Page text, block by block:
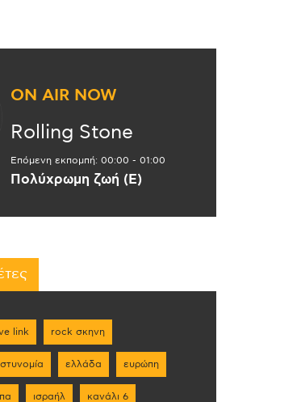
ON AIR NOW
Rolling Stone
Επόμενη εκπομπή: 00:00 - 01:00
Πολύχρωμη ζωή (Ε)
link rock σκηνη
ελλάδα ευρώπη
ισραήλ κανάλι 6